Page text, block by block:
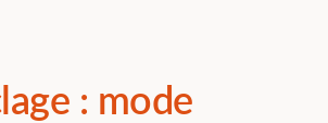
: mode